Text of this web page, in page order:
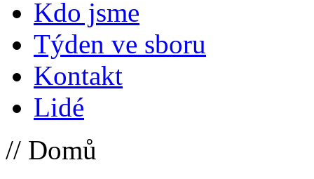
Kdo jsme
Týden ve sboru
Kontakt
Lidé
// Domů